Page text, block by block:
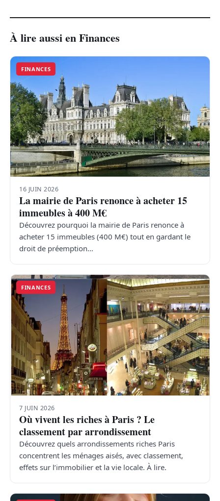
À lire aussi en Finances
FINANCES
16 JUIN 2026
La mairie de Paris renonce à acheter 15
immeubles à 400 M€
Découvrez pourquoi la mairie de Paris renonce à
acheter 15 immeubles (400 M€) tout en gardant le
droit de préemption…
FINANCES
7 JUIN 2026
Où vivent les riches à Paris ? Le
classement par arrondissement
Découvrez quels arrondissements riches Paris
concentrent les ménages aisés, avec classement,
effets sur l’immobilier et la vie locale. À lire.